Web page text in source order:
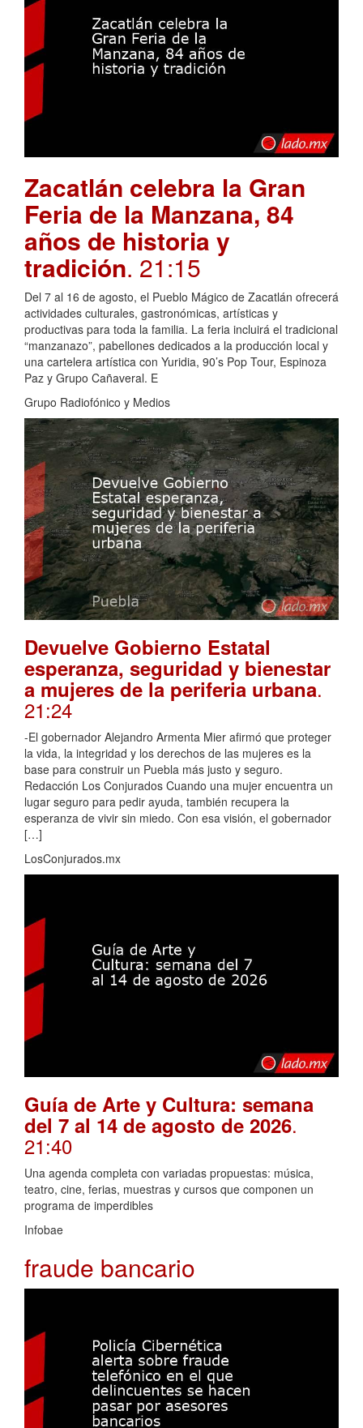
Zacatlán celebra la Gran
Feria de la Manzana, 84
años de historia y
tradición. 21:15
Del 7 al 16 de agosto, el Pueblo Mágico de Zacatlán ofrecerá
actividades culturales, gastronómicas, artísticas y
productivas para toda la familia. La feria incluirá el tradicional
“manzanazo”, pabellones dedicados a la producción local y
una cartelera artística con Yuridia, 90’s Pop Tour, Espinoza
Paz y Grupo Cañaveral. E
Grupo Radiofónico y Medios
Devuelve Gobierno Estatal
esperanza, seguridad y bienestar
a mujeres de la periferia urbana.
21:24
-El gobernador Alejandro Armenta Mier afirmó que proteger
la vida, la integridad y los derechos de las mujeres es la
base para construir un Puebla más justo y seguro.
Redacción Los Conjurados Cuando una mujer encuentra un
lugar seguro para pedir ayuda, también recupera la
esperanza de vivir sin miedo. Con esa visión, el gobernador
[…]
LosConjurados.mx
Guía de Arte y Cultura: semana
del 7 al 14 de agosto de 2026.
21:40
Una agenda completa con variadas propuestas: música,
teatro, cine, ferias, muestras y cursos que componen un
programa de imperdibles
Infobae
fraude bancario